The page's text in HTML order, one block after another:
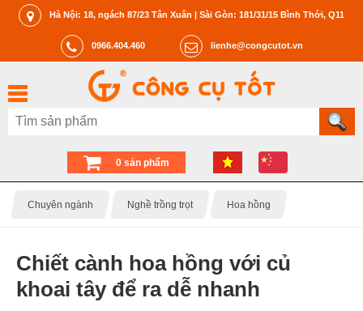
Hà Nội: 18, ngách 87/23 Tân Xuân | Sài Gòn: 181/31/15 Bình Thới, Q11
0966.404.460 lienhe@congcutot.vn
0 sản phẩm
Chuyên ngành Nghề trồng trọt Hoa hồng
Chiết cành hoa hồng với củ
khoai tây để ra dễ nhanh